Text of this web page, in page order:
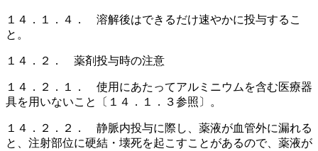
１４．１．４． 溶解後はできるだけ速やかに投与するこ
と。
１４．２． 薬剤投与時の注意
１４．２．１． 使用にあたってアルミニウムを含む医療器
具を用いないこと〔１４．１．３参照〕。
１４．２．２． 静脈内投与に際し、薬液が血管外に漏れる
と、注射部位に硬結・壊死を起こすことがあるので、薬液が